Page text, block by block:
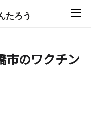
たろう
市のワクチン